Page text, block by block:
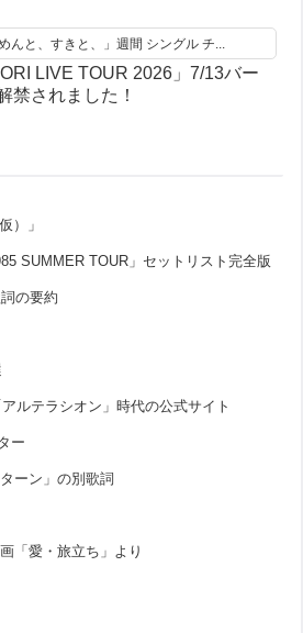
んと、すきと、」週間 シングル チ...
LIVE TOUR 2026」7/13バー
禁されました！
）」
SUMMER TOUR」セットリスト完全版
の要約
ルテラシオン」時代の公式サイト
ー
ーン」の別歌詞
「愛・旅立ち」より